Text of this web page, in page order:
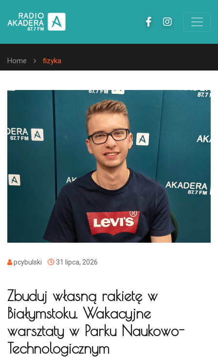
Home fizyka
pcybulski 31 lipca, 2026
Zbuduj własną rakietę w
Białymstoku. Wakacyjne
warsztaty w Parku Naukowo-
Technologicznym